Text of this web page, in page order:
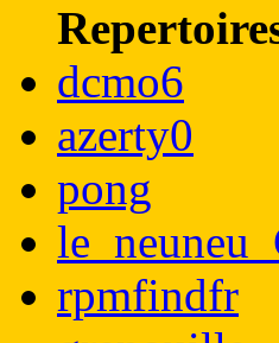
dcmo6
azerty0
pong
rpmfindfr